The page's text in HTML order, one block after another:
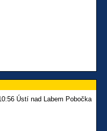
Ústí nad Labem Pobočka